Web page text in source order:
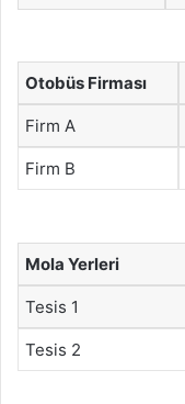
Otobüs Firması
Firm A
Firm B
Mola Yerleri
Tesis 1
Tesis 2